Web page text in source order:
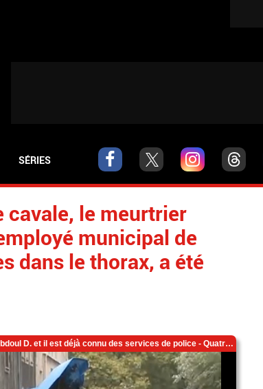
SÉRIES
cavale, le meurtrier
municipal de
dans le thorax, a été